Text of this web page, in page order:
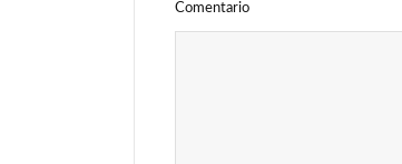
Comentario